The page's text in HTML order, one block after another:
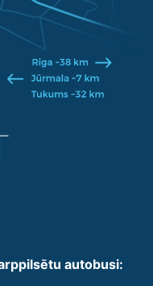
autobusi: